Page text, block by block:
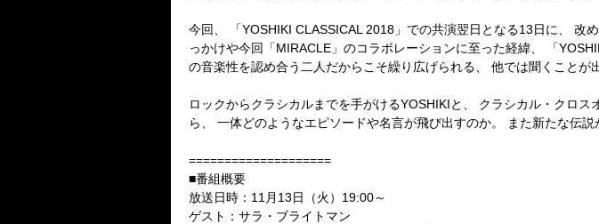
今回、 「YOSHIKI CLASSICAL 2018」での共演翌日となる13日に、 改
っかけや今回「MIRACLE」のコラボレーションに至った経緯、 「
の音楽性を認め合う二人だからこそ繰り広げられる、 他では聞くことが
ロックからクラシカルまでを手がけるYOSHIKIと、 クラシカル・クロ
ら、 一体どのようなエピソードや名言が飛び出すのか。 また新たな伝説
====================
■番組概要
放送日時：11月13日（火）19:00～
ゲスト：サラ・ブライトマン